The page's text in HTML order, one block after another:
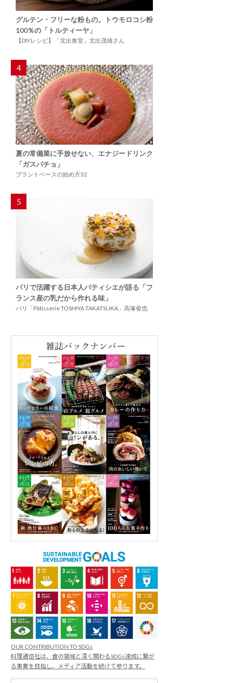
グルテン・フリーな粉もの。トウモロコシ粉
100％の「トルティーヤ」
【DIYレシピ】「北出食堂」北出茂雄さん
4
夏の常備菜に手放せない、エナジードリンク
「ガスパチョ」
プラントベースの始め方32
5
パリで活躍する日本人パティシエが語る「フ
ランス産の乳だから作れる味」
パリ「Pâtisserie TOSHIYA TAKATSUKA」高塚俊也
OUR CONTRIBUTION TO SDGs
料理通信社は、食の領域と深く関わるSDGs達成に繋が
る事業を目指し、メディア活動を続けて参ります。